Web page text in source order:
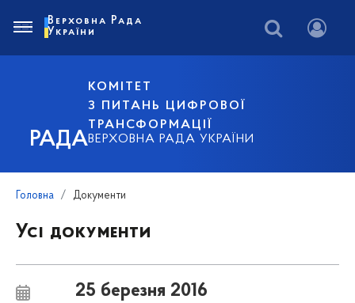
РАДА
КОМІТЕТ
З ПИТАНЬ ЦИФРОВОЇ
ТРАНСФОРМАЦІЇ
ВЕРХОВНА РАДА УКРАЇНИ
Верховна Рада
України
Головна Документи
Усі документи
25 березня 2016